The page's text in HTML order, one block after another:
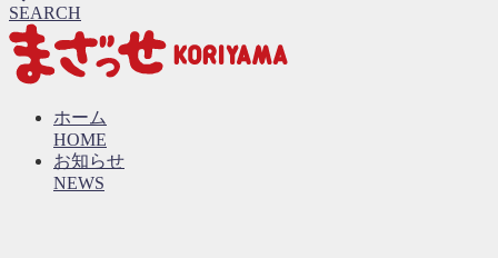
SEARCH
ホーム
HOME
お知らせ
NEWS